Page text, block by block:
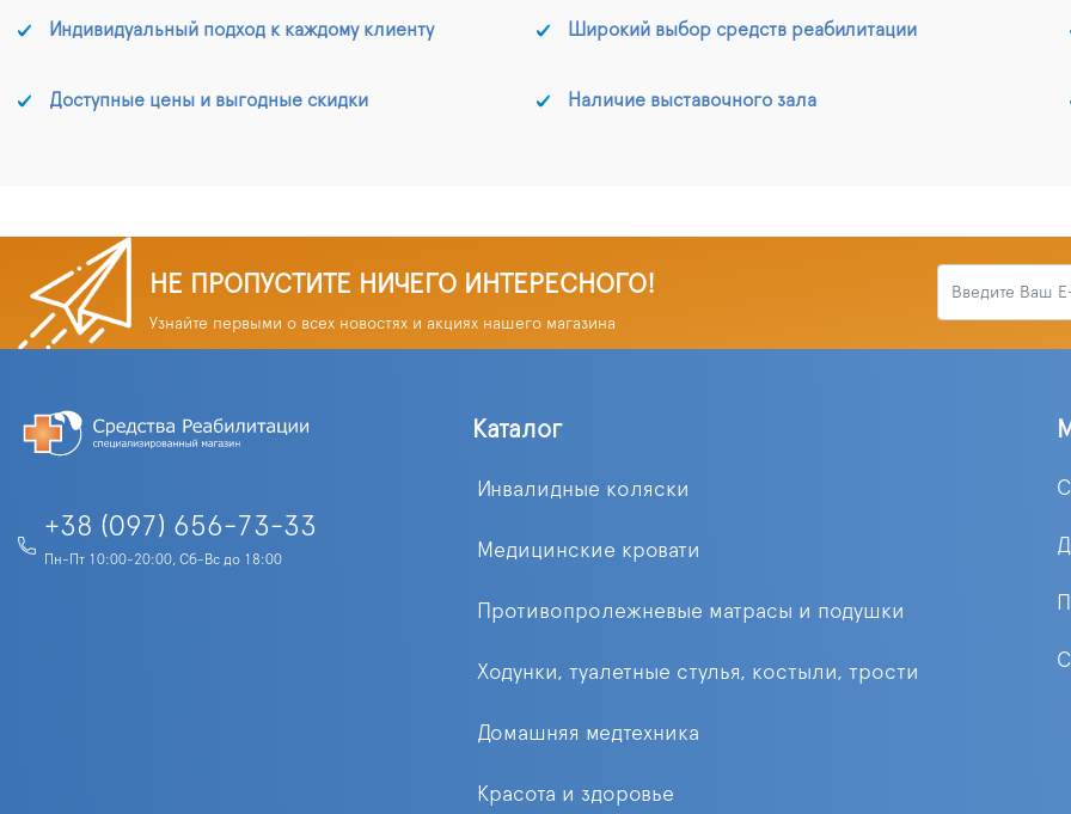
Индивидуальный подход к каждому клиенту Широкий выбор средств реабилитации
Доступные цены и выгодные скидки Наличие выставочного зала
НЕ ПРОПУСТИТЕ НИЧЕГО ИНТЕРЕСНОГО!
Узнайте первыми о всех новостях и акциях нашего магазина
+38 (097) 656-73-33
Пн-Пт 10:00-20:00, Сб-Вс до 18:00
Каталог
Инвалидные коляски
Медицинские кровати
Противопролежневые матрасы и подушки
Ходунки, туалетные стулья, костыли, трости
Домашняя медтехника
Красота и здоровье